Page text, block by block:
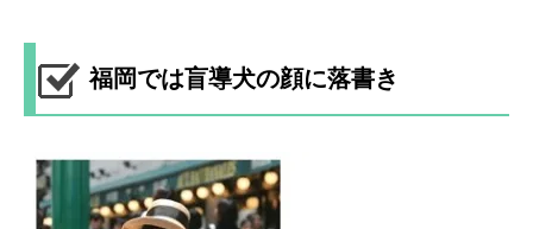
福岡では盲導犬の顔に落書き